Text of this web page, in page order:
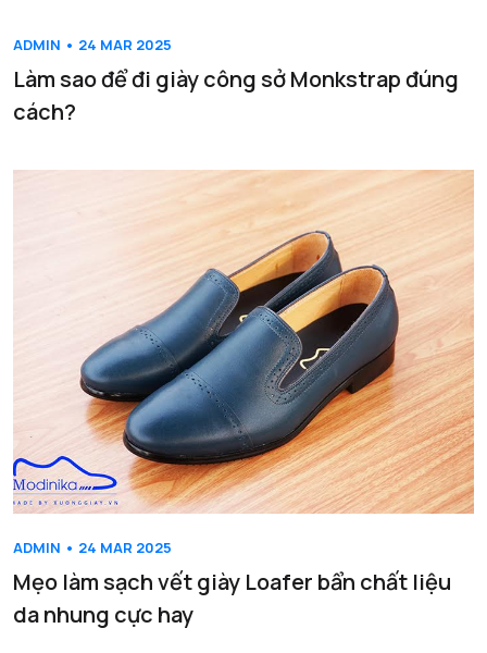
ADMIN • 24 MAR 2025
Làm sao để đi giày công sở Monkstrap đúng
cách?
ADMIN • 24 MAR 2025
Mẹo làm sạch vết giày Loafer bẩn chất liệu
da nhung cực hay